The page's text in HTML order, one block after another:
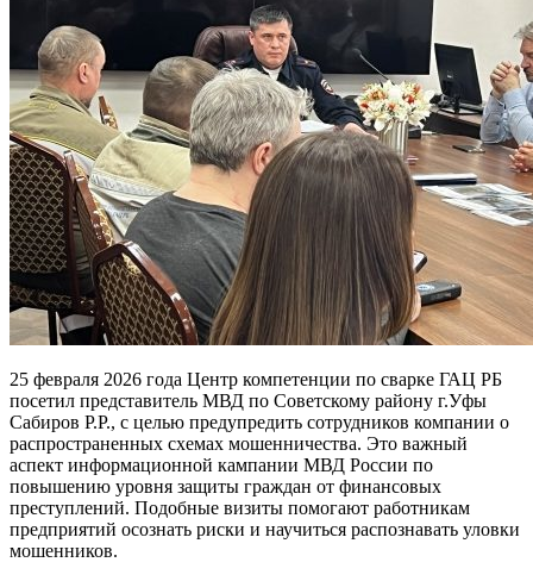
25 февраля 2026 года Центр компетенции по сварке ГАЦ РБ
посетил представитель МВД по Советскому району г.Уфы
Сабиров Р.Р., с целью предупредить сотрудников компании о
распространенных схемах мошенничества. Это важный
аспект информационной кампании МВД России по
повышению уровня защиты граждан от финансовых
преступлений. Подобные визиты помогают работникам
предприятий осознать риски и научиться распознавать уловки
мошенников.